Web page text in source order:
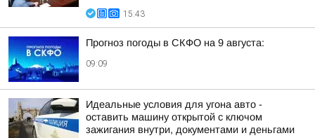
15:43
Прогноз погоды в СКФО на 9 августа:
09:09
Идеальные условия для угона авто -
оставить машину открытой с ключом
зажигания внутри, документами и деньгами